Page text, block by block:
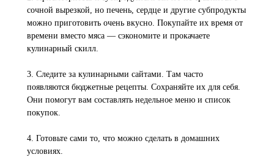
сочной вырезкой, но печень, сердце и другие субпродукты
можно приготовить очень вкусно. Покупайте их время от
времени вместо мяса — сэкономите и прокачаете
кулинарный скилл.
3. Следите за кулинарными сайтами. Там часто
появляются бюджетные рецепты. Сохраняйте их для себя.
Они помогут вам составлять недельное меню и список
покупок.
4. Готовьте сами то, что можно сделать в домашних
условиях.